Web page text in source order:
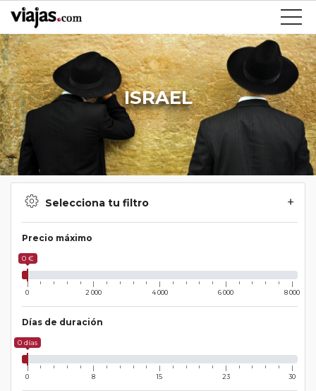
ISRAEL
Selecciona tu filtro
Precio máximo
0 €
0 2 000 4 000 6 000 8 000
Días de duración
0 días
0 8 15 23 30